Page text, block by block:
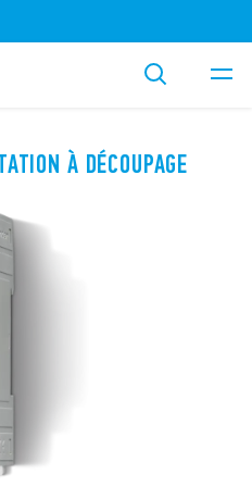
À DÉCOUPAGE